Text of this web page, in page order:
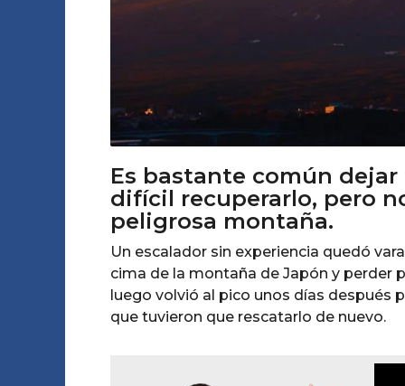
Es bastante común
difícil recuperarlo, pero
peligrosa montaña.
Un escalador sin experiencia quedó
cima de la montaña de Japón y perder
luego volvió al pico unos días después
que tuvieron que rescatarlo de nuevo.